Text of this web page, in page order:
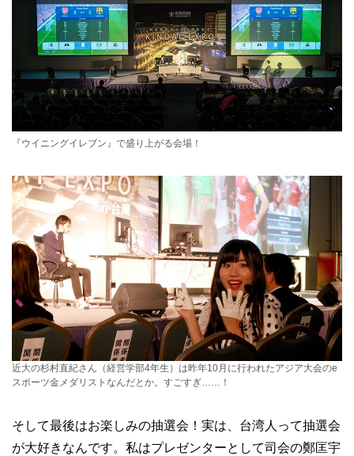
『ウイニングイレブン』で盛り上がる会場！
近大の杉村直紀さん（経営学部4年生）は昨年10月に行われたアジア大会のe
スポーツ金メダリストなんだとか。すごすぎ……！
そして最後はお楽しみの抽選会！実は、台湾人って抽選会
が大好きなんです。私はプレゼンターとして司会の鄭匡宇